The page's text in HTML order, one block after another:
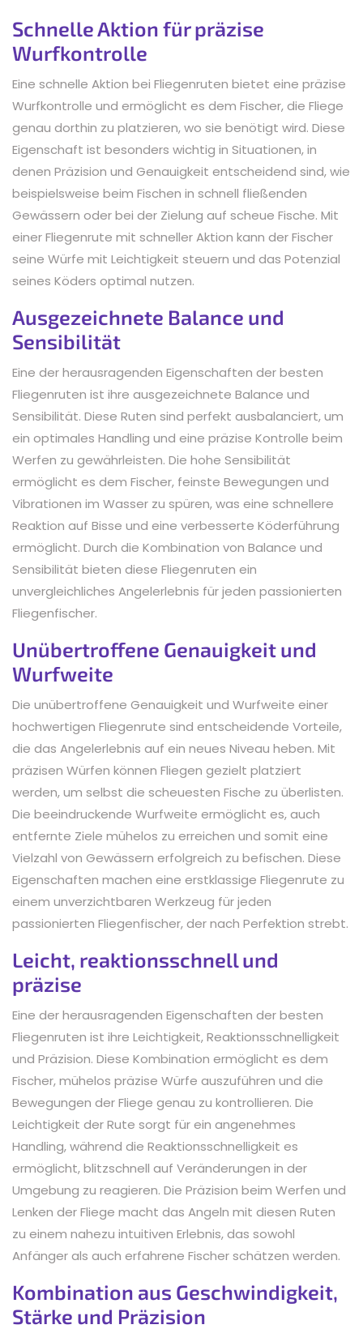
Schnelle Aktion für präzise
Wurfkontrolle
Eine schnelle Aktion bei Fliegenruten bietet eine präzise
Wurfkontrolle und ermöglicht es dem Fischer, die Fliege
genau dorthin zu platzieren, wo sie benötigt wird. Diese
Eigenschaft ist besonders wichtig in Situationen, in
denen Präzision und Genauigkeit entscheidend sind, wie
beispielsweise beim Fischen in schnell fließenden
Gewässern oder bei der Zielung auf scheue Fische. Mit
einer Fliegenrute mit schneller Aktion kann der Fischer
seine Würfe mit Leichtigkeit steuern und das Potenzial
seines Köders optimal nutzen.
Ausgezeichnete Balance und
Sensibilität
Eine der herausragenden Eigenschaften der besten
Fliegenruten ist ihre ausgezeichnete Balance und
Sensibilität. Diese Ruten sind perfekt ausbalanciert, um
ein optimales Handling und eine präzise Kontrolle beim
Werfen zu gewährleisten. Die hohe Sensibilität
ermöglicht es dem Fischer, feinste Bewegungen und
Vibrationen im Wasser zu spüren, was eine schnellere
Reaktion auf Bisse und eine verbesserte Köderführung
ermöglicht. Durch die Kombination von Balance und
Sensibilität bieten diese Fliegenruten ein
unvergleichliches Angelerlebnis für jeden passionierten
Fliegenfischer.
Unübertroffene Genauigkeit und
Wurfweite
Die unübertroffene Genauigkeit und Wurfweite einer
hochwertigen Fliegenrute sind entscheidende Vorteile,
die das Angelerlebnis auf ein neues Niveau heben. Mit
präzisen Würfen können Fliegen gezielt platziert
werden, um selbst die scheuesten Fische zu überlisten.
Die beeindruckende Wurfweite ermöglicht es, auch
entfernte Ziele mühelos zu erreichen und somit eine
Vielzahl von Gewässern erfolgreich zu befischen. Diese
Eigenschaften machen eine erstklassige Fliegenrute zu
einem unverzichtbaren Werkzeug für jeden
passionierten Fliegenfischer, der nach Perfektion strebt.
Leicht, reaktionsschnell und
präzise
Eine der herausragenden Eigenschaften der besten
Fliegenruten ist ihre Leichtigkeit, Reaktionsschnelligkeit
und Präzision. Diese Kombination ermöglicht es dem
Fischer, mühelos präzise Würfe auszuführen und die
Bewegungen der Fliege genau zu kontrollieren. Die
Leichtigkeit der Rute sorgt für ein angenehmes
Handling, während die Reaktionsschnelligkeit es
ermöglicht, blitzschnell auf Veränderungen in der
Umgebung zu reagieren. Die Präzision beim Werfen und
Lenken der Fliege macht das Angeln mit diesen Ruten
zu einem nahezu intuitiven Erlebnis, das sowohl
Anfänger als auch erfahrene Fischer schätzen werden.
Kombination aus Geschwindigkeit,
Stärke und Präzision